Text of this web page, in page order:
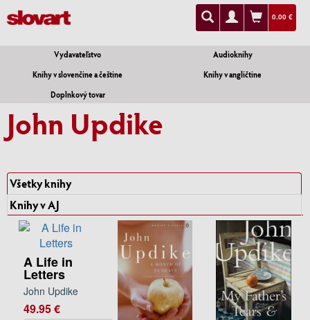
0.00 €
Vydavateľstvo
Audioknihy
Knihy v slovenčine a češtine
Knihy v angličtine
Doplnkový tovar
John Updike
Všetky knihy
Knihy v AJ
A Life in
Letters
John Updike
49.95 €